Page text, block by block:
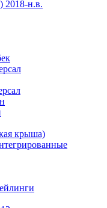
2018-н.в.
крыша)